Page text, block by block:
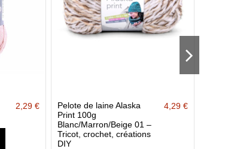
2,29 €
Pelote de laine Alaska
Print 100g
Blanc/Marron/Beige 01 –
Tricot, crochet, créations
DIY
4,29 €